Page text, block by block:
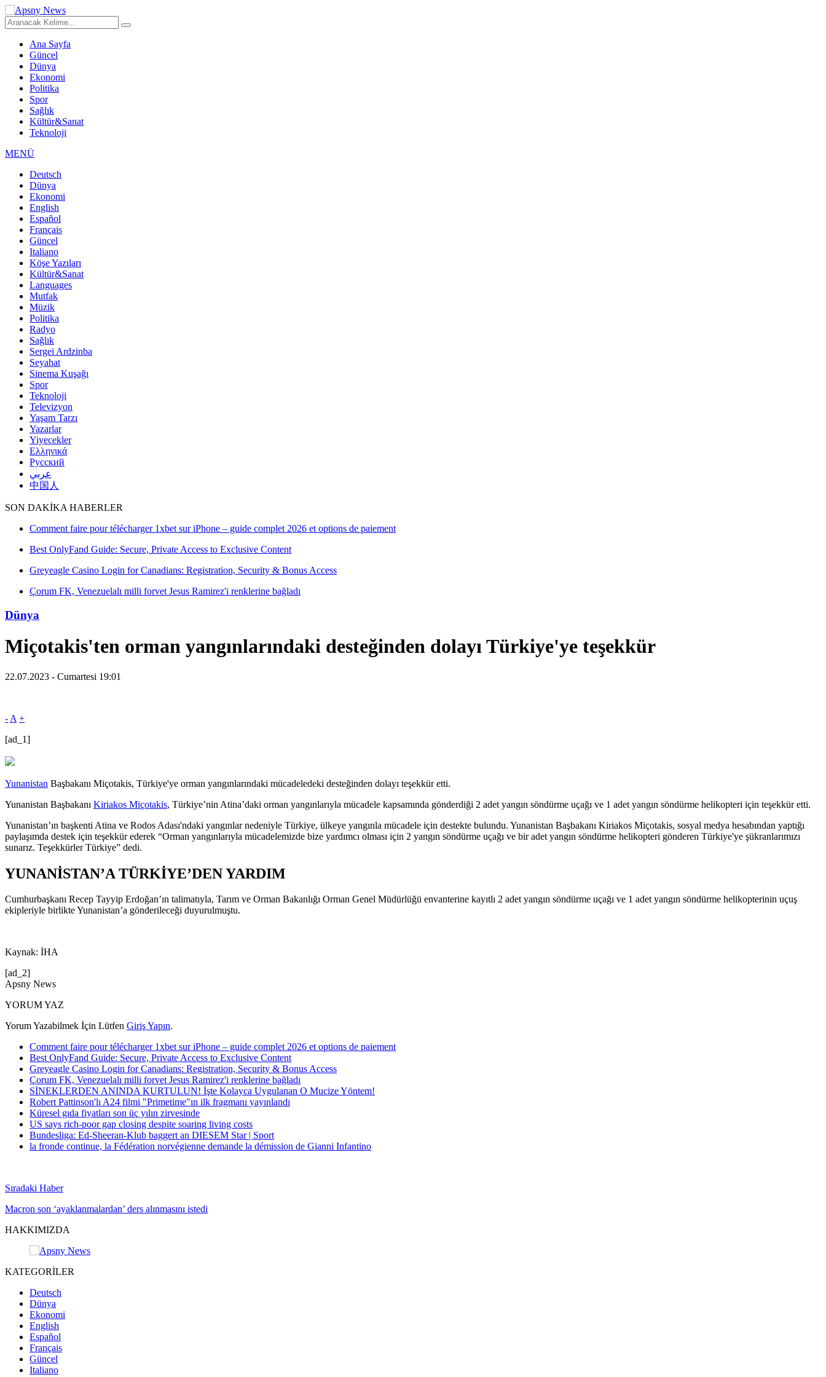
Ana Sayfa
Güncel
Dünya
Ekonomi
Politika
Spor
Sağlık
Kültür&Sanat
Teknoloji
MENÜ
Deutsch
Dünya
Ekonomi
English
Español
Français
Güncel
Italiano
Köşe Yazıları
Kültür&Sanat
Languages
Mutfak
Müzik
Politika
Radyo
Sağlık
Sergei Ardzinba
Seyahat
Sinema Kuşağı
Spor
Teknoloji
Televizyon
Yaşam Tarzı
Yazarlar
Yiyecekler
Ελληνικά
Русский
عربي
中国人
SON DAKİKA HABERLER
Comment faire pour télécharger 1xbet sur iPhone – guide complet 2026 et options de paiement
Best OnlyFand Guide: Secure, Private Access to Exclusive Content
Greyeagle Casino Login for Canadians: Registration, Security & Bonus Access
Çorum FK, Venezuelalı milli forvet Jesus Ramirez'i renklerine bağladı
Dünya
Miçotakis'ten orman yangınlarındaki desteğinden dolayı Türkiye'ye teşekkür
22.07.2023 - Cumartesi 19:01
- A +
[ad_1]
Yunanistan Başbakanı Miçotakis, Türkiye'ye orman yangınlarındaki mücadeledeki desteğinden dolayı teşekkür etti.
Yunanistan Başbakanı Kiriakos Miçotakis, Türkiye’nin Atina’daki orman yangınlarıyla mücadele kapsamında gönderdiği 2 adet yangın söndürme uçağı ve 1 adet yangın söndürme helikopteri için teşekkür etti.
Yunanistan’ın başkenti Atina ve Rodos Adası'ndaki yangınlar nedeniyle Türkiye, ülkeye yangınla mücadele için destekte bulundu. Yunanistan Başbakanı Kiriakos Miçotakis, sosyal medya hesabından yaptığı
paylaşımda destek için teşekkür ederek “Orman yangınlarıyla mücadelemizde bize yardımcı olması için 2 yangın söndürme uçağı ve bir adet yangın söndürme helikopteri gönderen Türkiye'ye şükranlarımızı
sunarız. Teşekkürler Türkiye” dedi.
YUNANİSTAN’A TÜRKİYE’DEN YARDIM
Cumhurbaşkanı Recep Tayyip Erdoğan’ın talimatıyla, Tarım ve Orman Bakanlığı Orman Genel Müdürlüğü envanterine kayıtlı 2 adet yangın söndürme uçağı ve 1 adet yangın söndürme helikopterinin uçuş
ekipleriyle birlikte Yunanistan’a gönderileceği duyurulmuştu.
Kaynak: İHA
[ad_2]
Apsny News
YORUM YAZ
Yorum Yazabilmek İçin Lütfen Giriş Yapın.
Comment faire pour télécharger 1xbet sur iPhone – guide complet 2026 et options de paiement
Best OnlyFand Guide: Secure, Private Access to Exclusive Content
Greyeagle Casino Login for Canadians: Registration, Security & Bonus Access
Çorum FK, Venezuelalı milli forvet Jesus Ramirez'i renklerine bağladı
SİNEKLERDEN ANINDA KURTULUN! İşte Kolayca Uygulanan O Mucize Yöntem!
Robert Pattinson'lı A24 filmi "Primetime"ın ilk fragmanı yayınlandı
Küresel gıda fiyatları son üç yılın zirvesinde
US says rich-poor gap closing despite soaring living costs
Bundesliga: Ed-Sheeran-Klub baggert an DIESEM Star | Sport
la fronde continue, la Fédération norvégienne demande la démission de Gianni Infantino
Sıradaki Haber
Macron son ‘ayaklanmalardan’ ders alınmasını istedi
HAKKIMIZDA
KATEGORİLER
Deutsch
Dünya
Ekonomi
English
Español
Français
Güncel
Italiano